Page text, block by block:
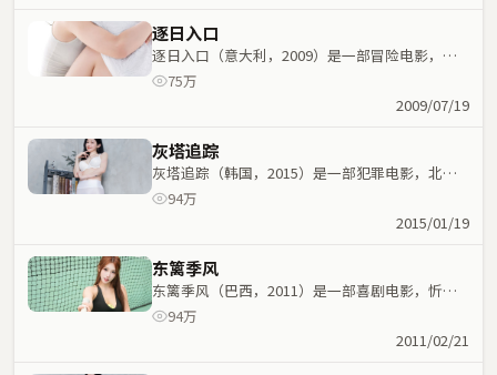
逐日入口
逐日入口（意大利，2009）是一部冒险电影，宫
崎骏执导，杨紫、全智贤等主演；冒险元素与人物
75万
2009/07/19
灰塔追踪
灰塔追踪（韩国，2015）是一部犯罪电影，北野
武执导，迪丽热巴、古天乐等主演；犯罪元素与人
94万
2015/01/19
东篱季风
东篱季风（巴西，2011）是一部喜剧电影，忻钰
坤执导，朱一龙、张家辉等主演；喜剧元素与人物
94万
2011/02/21